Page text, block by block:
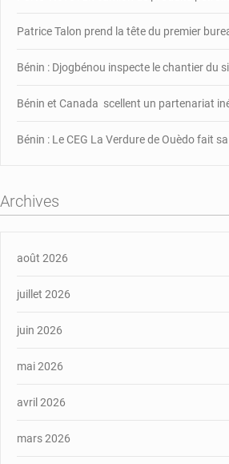
Patrice Talon prend la tête du premier
Bénin : Djogbénou inspecte le chantier du
Bénin et Canada scellent un partenariat
Bénin : Le CEG La Verdure de Ouèdo fait
Archives
août 2026
juillet 2026
juin 2026
mai 2026
avril 2026
mars 2026